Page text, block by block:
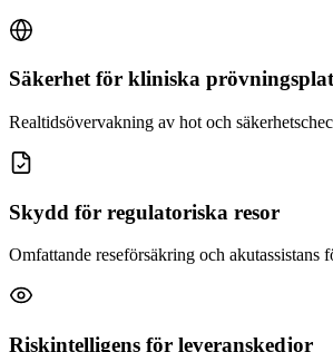
Säkerhet för kliniska
Realtidsövervakning av hot och
Skydd för regulatoriska resor
Omfattande reseförsäkring och
Riskintelligens för leveranskedjor